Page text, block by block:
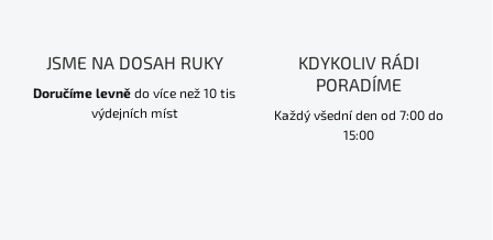
JSME NA DOSAH RUKY
Doručíme levně do více než 10 tis
výdejních míst
KDYKOLIV RÁDI
PORADÍME
Každý všední den od 7:00 do
15:00